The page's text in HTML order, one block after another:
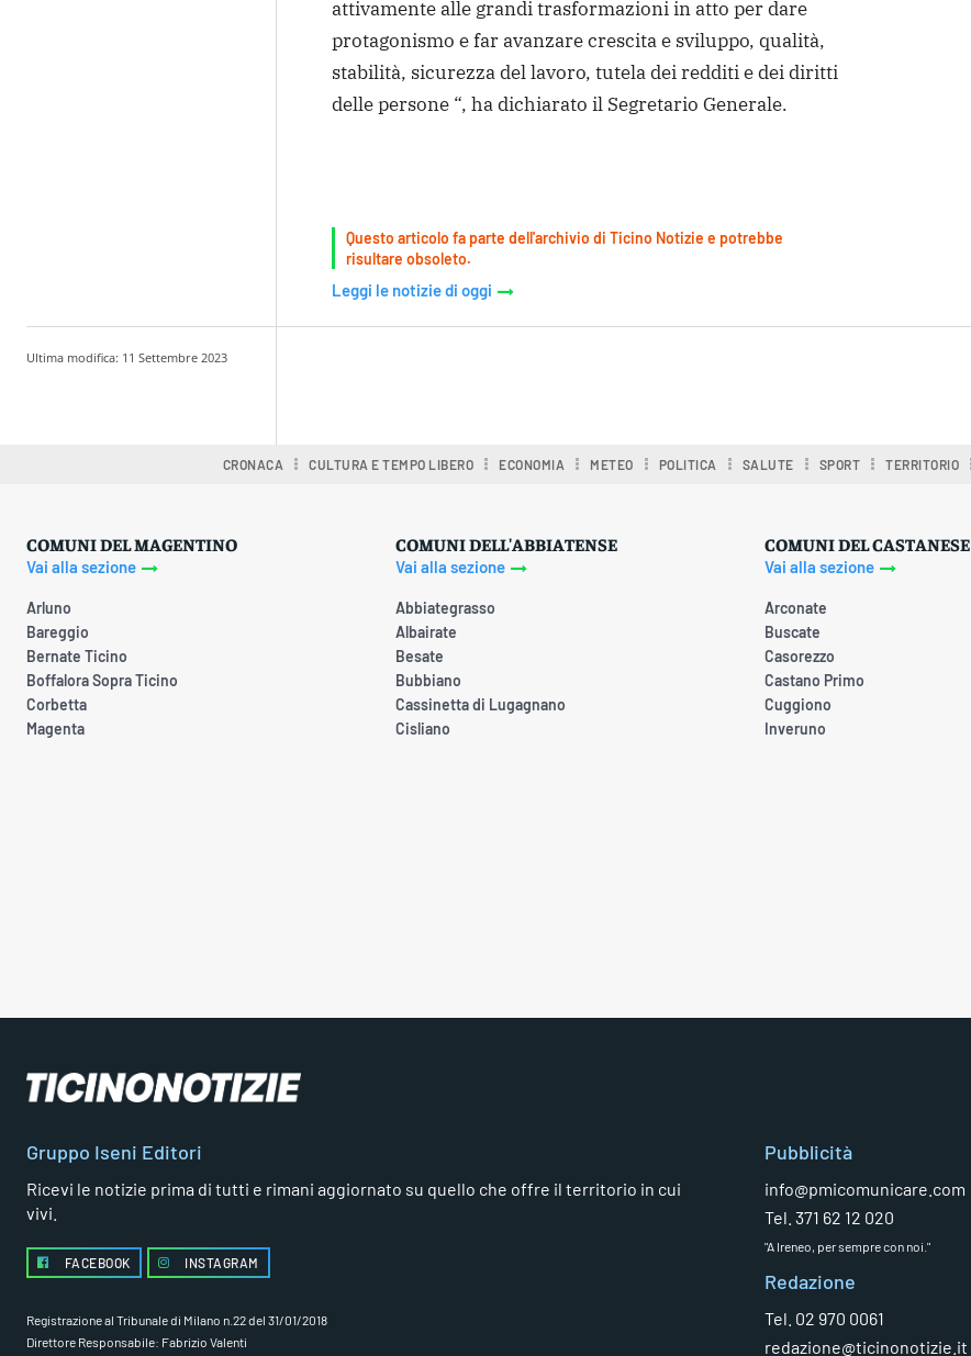
attivamente alle grandi trasformazioni in atto per dare
protagonismo e far avanzare crescita e sviluppo, qualità,
stabilità, sicurezza del lavoro, tutela dei redditi e dei diritti
delle persone “, ha dichiarato il Segretario Generale.
Questo articolo fa parte dell'archivio di Ticino Notizie e potrebbe
risultare obsoleto.
Leggi le notizie di oggi
Ultima modifica: 11 Settembre 2023
CRONACA CULTURA E TEMPO LIBERO ECONOMIA METEO POLITICA SALUTE SPORT TERRITORIO
COMUNI DEL MAGENTINO
Vai alla sezione
Arluno
Bareggio
Bernate Ticino
Boffalora Sopra Ticino
Corbetta
Magenta
COMUNI DELL'ABBIATENSE
Vai alla sezione
Abbiategrasso
Albairate
Besate
Bubbiano
Cassinetta di Lugagnano
Cisliano
COMUNI DEL CASTANESE
Vai alla sezione
Arconate
Buscate
Casorezzo
Castano Primo
Cuggiono
Inveruno
Gruppo Iseni Editori
Ricevi le notizie prima di tutti e rimani aggiornato su quello che offre il territorio in cui
vivi.
FACEBOOK INSTAGRAM
Registrazione al Tribunale di Milano n.22 del 31/01/2018
Direttore Responsabile: Fabrizio Valenti
Pubblicità
info@pmicomunicare.com
Tel. 371 62 12 020
"A Ireneo, per sempre con noi."
Redazione
Tel. 02 970 0061
redazione@ticinonotizie.it